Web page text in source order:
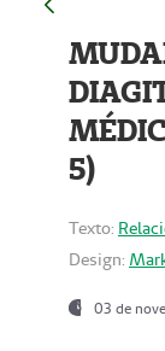
5)
Texto:
Design:
03 de